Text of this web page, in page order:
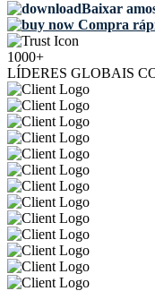
Baixar
Compra
1000+
LÍDERES GLOBAIS